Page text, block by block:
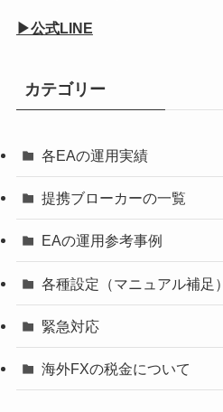
▶公式LINE
カテゴリー
各EAの運用実績
提携ブローカーの一覧
EAの運用参考事例
各種設定（マニュアル補足）
緊急対応
海外FXの税金について